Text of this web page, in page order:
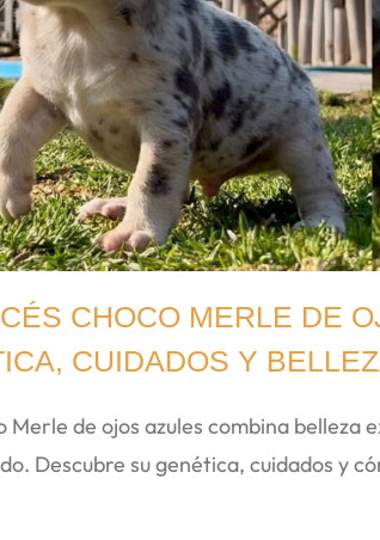
CHOCO MERLE DE
CUIDADOS Y
Merle de ojos azules combina belleza
Descubre su genética, cuidados y